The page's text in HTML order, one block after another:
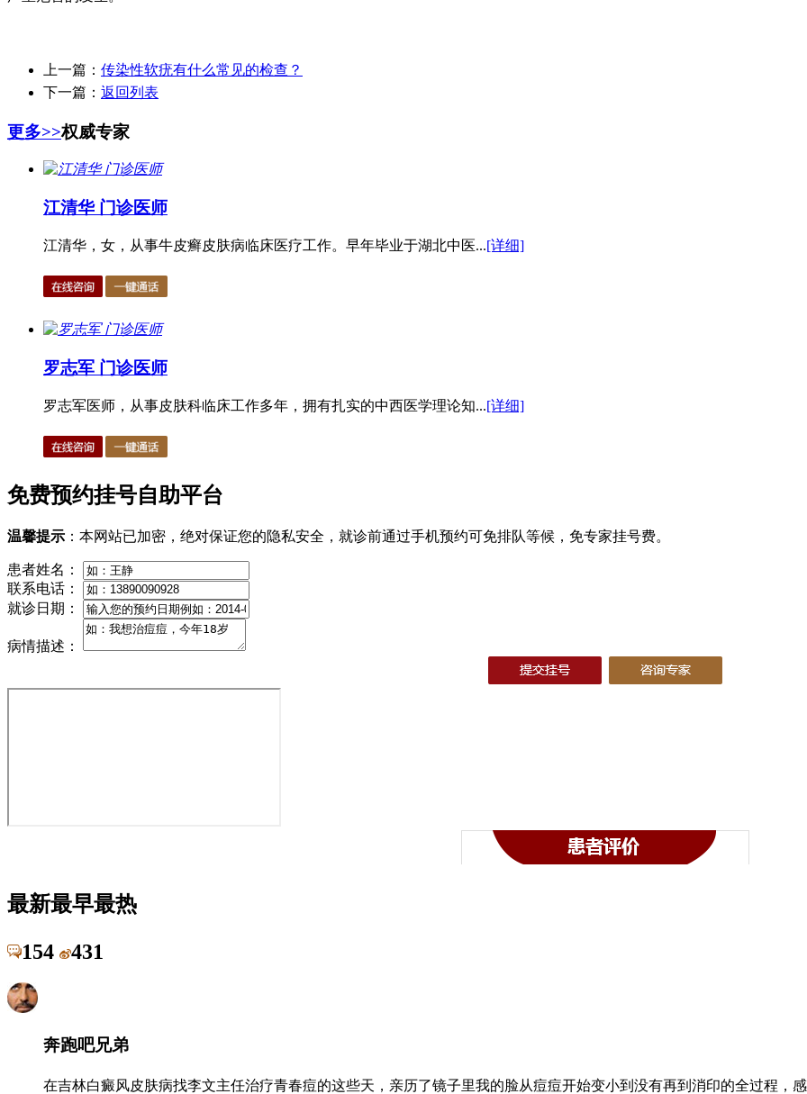
上一篇： 传染性软疣有什么常见的检查？
下一篇： 返回列表
更多>>权威专家
江清华 门诊医师
江清华，女，从事牛皮癣皮肤病临床医疗工作。早年毕业于湖北中医...[详细]
罗志军 门诊医师
罗志军医师，从事皮肤科临床工作多年，拥有扎实的中西医学理论知...[详细]
免费预约挂号自助平台
温馨提示 ：本网站已加密，绝对保证您的隐私安全，就诊前通过手机预约可免排队等候，免专家挂号费。
患者姓名：
联系电话：
就诊日期：
病情描述：
最新最早最热
154 431
奔跑吧兄弟
在吉林白癜风皮肤病找李文主任治疗青春痘的这些天，亲历了镜子里我的脸从痘痘开始变小到没有再到消印的全过程，